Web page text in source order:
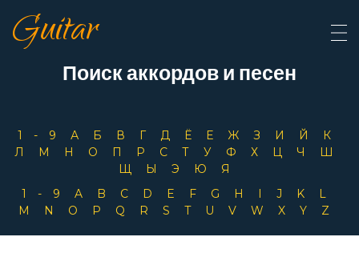
Guitar
Поиск аккордов и песен
1-9 А Б В Г Д Ё Е Ж З И Й
К
Л
М Н О П Р С Т У Ф Х Ц Ч
Ш
Щ
Ы Э Ю
Я
1-9
A B C D E F G H I J K
L
M
N O P Q R S T U V W X Y Z